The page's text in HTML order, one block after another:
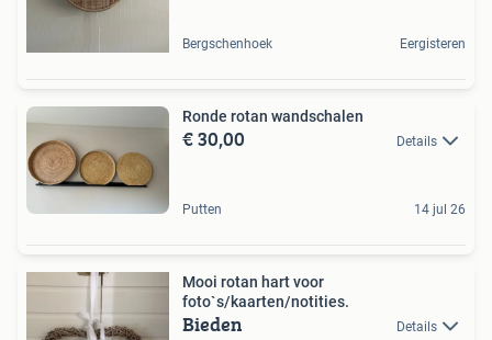
Bergschenhoek Eergisteren
Ronde rotan wandschalen
€ 30,00 Details
Putten 14 jul 26
Mooi rotan hart voor
foto`s/kaarten/notities.
Bieden Details